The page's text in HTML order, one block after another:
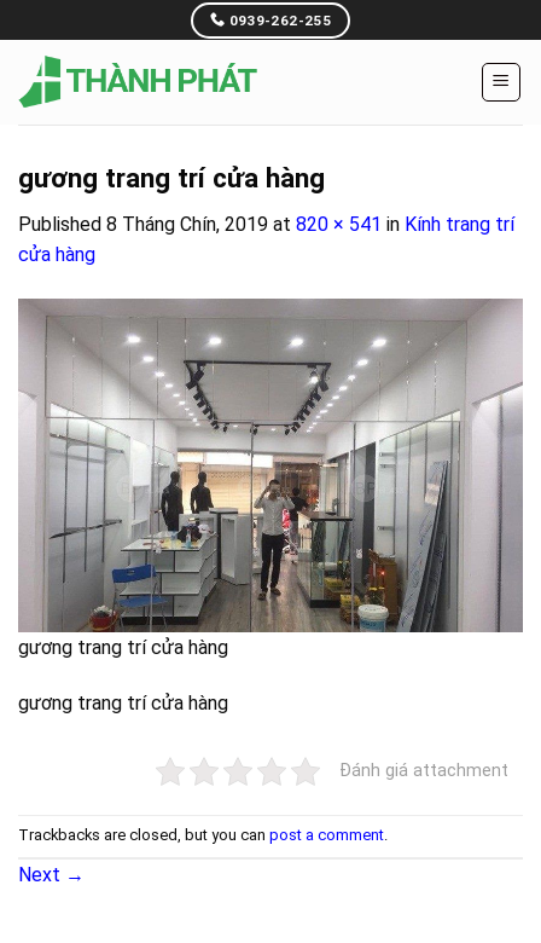
to
content
0939-262-255
gương trang trí cửa hàng
Published 8 Tháng Chín, 2019 at 820 × 541 in Kính trang trí
cửa hàng
gương trang trí cửa hàng
gương trang trí cửa hàng
Đánh giá attachment
Trackbacks are closed, but you can post a comment.
Next →